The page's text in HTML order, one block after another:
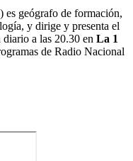
es geógrafo de formación,
y dirige y presenta el
diario a las 20.30 en La 1
de Radio Nacional